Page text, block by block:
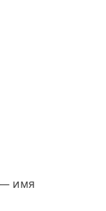
— имя